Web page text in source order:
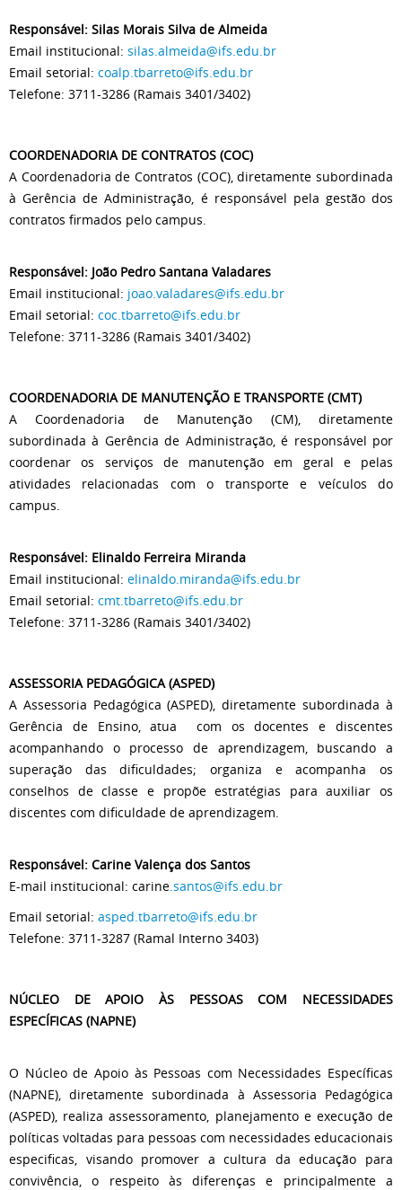
Responsável: Silas Morais Silva de Almeida
Email institucional: silas.almeida@ifs.edu.br
Email setorial: coalp.tbarreto@ifs.edu.br
Telefone: 3711-3286 (Ramais 3401/3402)
COORDENADORIA DE CONTRATOS (COC)
A Coordenadoria de Contratos (COC), diretamente subordinada
à Gerência de Administração, é responsável pela gestão dos
contratos firmados pelo campus.
Responsável: João Pedro Santana Valadares
Email institucional: joao.valadares@ifs.edu.br
Email setorial: coc.tbarreto@ifs.edu.br
Telefone: 3711-3286 (Ramais 3401/3402)
COORDENADORIA DE MANUTENÇÃO E TRANSPORTE (CMT)
A Coordenadoria de Manutenção (CM), diretamente
subordinada à Gerência de Administração, é responsável por
coordenar os serviços de manutenção em geral e pelas
atividades relacionadas com o transporte e veículos do
campus.
Responsável: Elinaldo Ferreira Miranda
Email institucional: elinaldo.miranda@ifs.edu.br
Email setorial: cmt.tbarreto@ifs.edu.br
Telefone: 3711-3286 (Ramais 3401/3402)
ASSESSORIA PEDAGÓGICA (ASPED)
A Assessoria Pedagógica (ASPED), diretamente subordinada à
Gerência de Ensino, atua com os docentes e discentes
acompanhando o processo de aprendizagem, buscando a
superação das dificuldades; organiza e acompanha os
conselhos de classe e propõe estratégias para auxiliar os
discentes com dificuldade de aprendizagem.
Responsável: Carine Valença dos Santos
E-mail institucional: carine.santos@ifs.edu.br
Email setorial: asped.tbarreto@ifs.edu.br
Telefone: 3711-3287 (Ramal Interno 3403)
NÚCLEO DE APOIO ÀS PESSOAS COM NECESSIDADES
ESPECÍFICAS (NAPNE)
O Núcleo de Apoio às Pessoas com Necessidades Específicas
(NAPNE), diretamente subordinada à Assessoria Pedagógica
(ASPED), realiza assessoramento, planejamento e execução de
políticas voltadas para pessoas com necessidades educacionais
especificas, visando promover a cultura da educação para
convivência, o respeito às diferenças e principalmente a